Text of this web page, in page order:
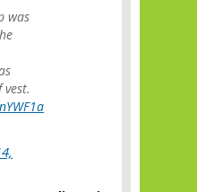
was